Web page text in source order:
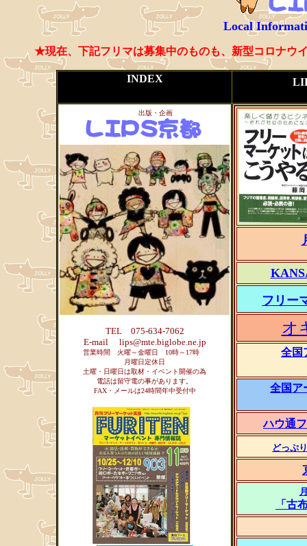
Local
★現在、下記フリマは募集中のものも、新型コロナウ
INDEX
出版・企画
TEL 075-634-7062
E-mail lips@mte.biglobe.ne.jp
営業時間 火曜～金曜日 10時～17時
月曜日定休日
土曜・日曜日は取材・イベント開催の為
電話は留守電の事があります。
FAX・メールは24時間年中受付中
フリー
オ
全国
全国ア
ハウ通
どっぷ
「古